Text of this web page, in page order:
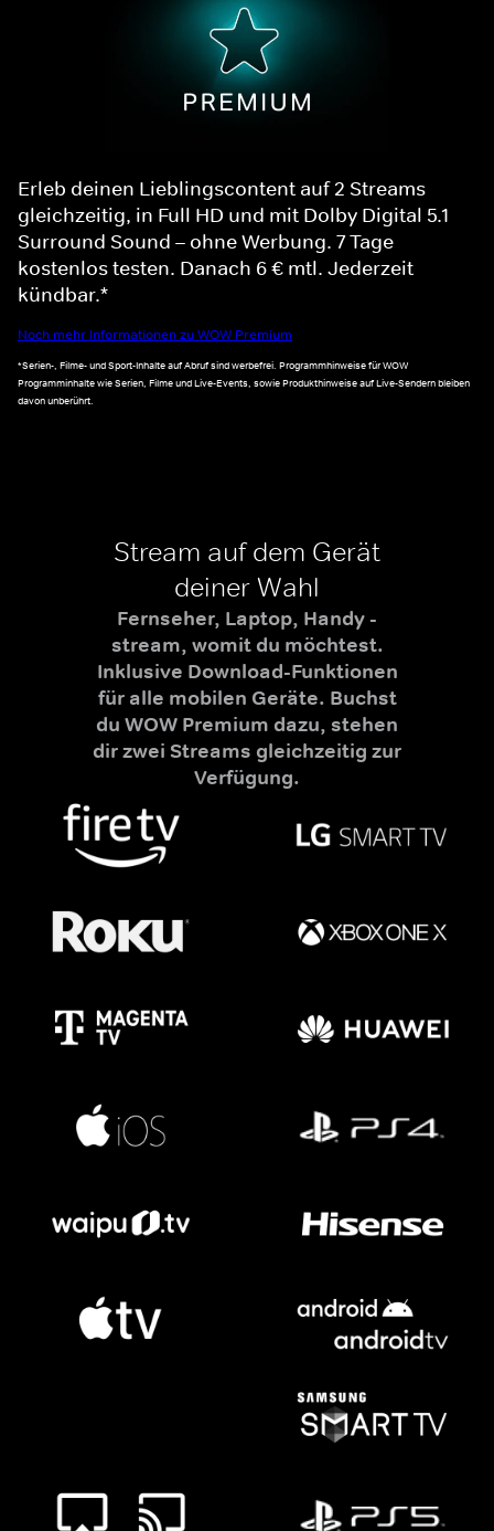
Erleb deinen Lieblingscontent auf 2 Streams
gleichzeitig, in Full HD und mit Dolby Digital 5.1
Surround Sound – ohne Werbung. 7 Tage
kostenlos testen. Danach 6 € mtl. Jederzeit
kündbar.*
Noch mehr Informationen zu WOW Premium
*Serien-, Filme- und Sport-Inhalte auf Abruf sind werbefrei. Programmhinweise für WOW
Programminhalte wie Serien, Filme und Live-Events, sowie Produkthinweise auf Live-Sendern bleiben
davon unberührt.
Stream auf dem Gerät
deiner Wahl
Fernseher, Laptop, Handy -
stream, womit du möchtest.
Inklusive Download-Funktionen
für alle mobilen Geräte. Buchst
du WOW Premium dazu, stehen
dir zwei Streams gleichzeitig zur
Verfügung.